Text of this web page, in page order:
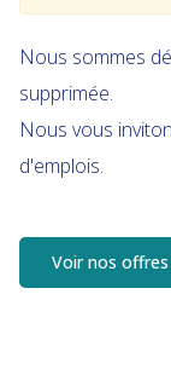
Offres d'emploi
Contacts
Nous sommes
supprimée.
Nous vous
d'emplois.
Voir nos